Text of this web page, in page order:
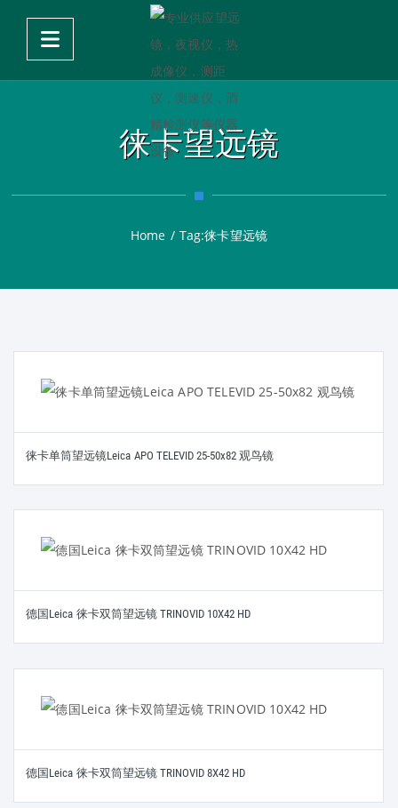
徕卡望远镜
Home / Tag:徕卡望远镜
徕卡单筒望远镜Leica APO TELEVID 25-50x82 观鸟镜
德国Leica 徕卡双筒望远镜 TRINOVID 10X42 HD
德国Leica 徕卡双筒望远镜 TRINOVID 8X42 HD